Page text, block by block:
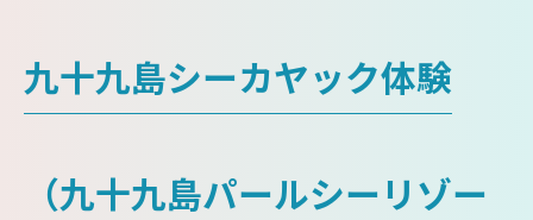
九十九島シーカヤック体験
（九十九島パールシーリゾー